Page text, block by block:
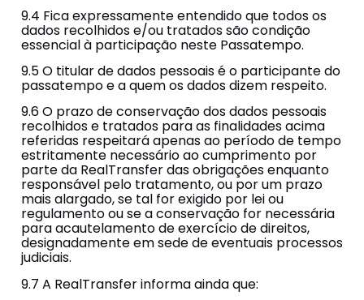
9.4 Fica expressamente entendido que todos os
dados recolhidos e/ou tratados são condição
essencial à participação neste Passatempo.
9.5 O titular de dados pessoais é o participante do
passatempo e a quem os dados dizem respeito.
9.6 O prazo de conservação dos dados pessoais
recolhidos e tratados para as finalidades acima
referidas respeitará apenas ao período de tempo
estritamente necessário ao cumprimento por
parte da RealTransfer das obrigações enquanto
responsável pelo tratamento, ou por um prazo
mais alargado, se tal for exigido por lei ou
regulamento ou se a conservação for necessária
para acautelamento de exercício de direitos,
designadamente em sede de eventuais processos
judiciais.
9.7 A RealTransfer informa ainda que: